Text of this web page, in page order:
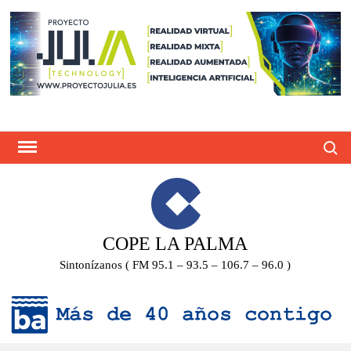
Saltar
contenido
COPE LA PALMA
Sintonízanos ( FM 95.1 – 93.5 – 106.7 – 96.0 )